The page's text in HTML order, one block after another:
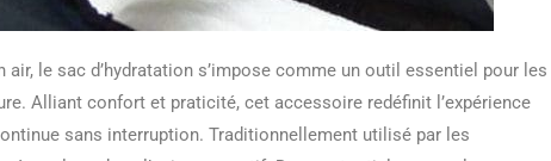
le sac d’hydratation s’impose comme un outil essentiel pour les
Alliant confort et praticité, cet accessoire redéfinit l’expérience
sans interruption. Traditionnellement utilisé par les